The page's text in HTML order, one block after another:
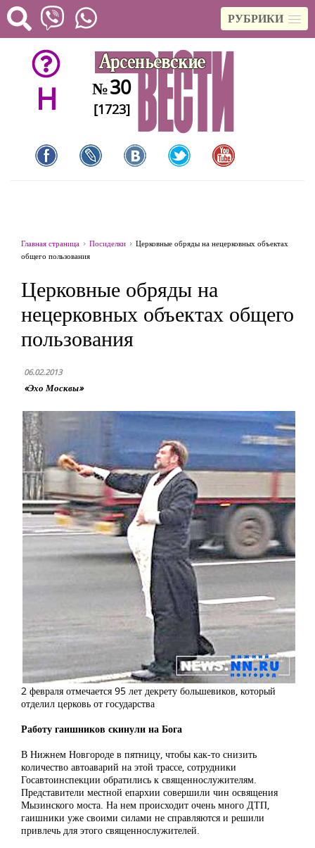
РУБРИКИ
H №30
[1723]
Главная страница Посиделки
Церковные обряды на нецерковных объектах
общего пользования
Церковные обряды на
нецерковных объектах общего
пользования
06.02.2013
«Эхо Москвы»
2 февраля отмечается 95 лет декрету большевиков, который
отделил церковь от государства
Работу гаишников скинули на Бога
В Нижнем Новгороде в пятницу, чтобы как-то снизить
количество автоаварий на этой трассе, сотрудники
Госавтоинспекции обратились к священнослужителям.
Представители местной епархии совершили чин освящения
Мызинского моста. На нем происходит очень много ДТП,
гаишники уже своими силами не справляются и решили
привлечь для этого священнослужителей.